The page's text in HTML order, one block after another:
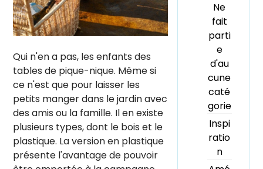
Qui n'en a pas, les enfants des
tables de pique-nique. Même si
ce n'est que pour laisser les
petits manger dans le jardin avec
des amis ou la famille. Il en existe
plusieurs types, dont le bois et le
plastique. La version en plastique
présente l'avantage de pouvoir
Ne
fait
parti
e
d'au
cune
caté
gorie
Inspi
ratio
n